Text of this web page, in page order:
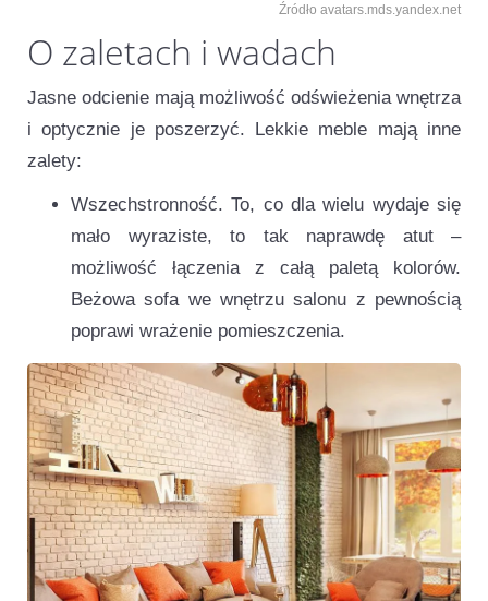
Źródło avatars.mds.yandex.net
O zaletach i wadach
Jasne odcienie mają możliwość odświeżenia wnętrza
i optycznie je poszerzyć. Lekkie meble mają inne
zalety:
Wszechstronność. To, co dla wielu wydaje się
mało wyraziste, to tak naprawdę atut –
możliwość łączenia z całą paletą kolorów.
Beżowa sofa we wnętrzu salonu z pewnością
poprawi wrażenie pomieszczenia.